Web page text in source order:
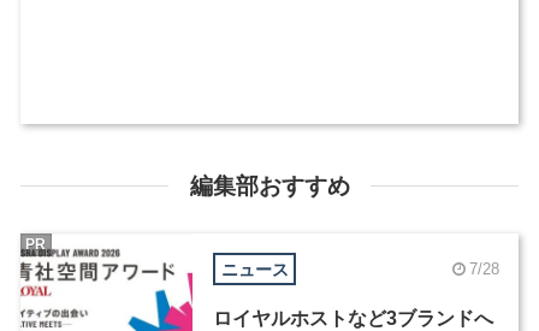
編集部おすすめ
ニュース 7/28
ロイヤルホストなど3ブランドへ
PR